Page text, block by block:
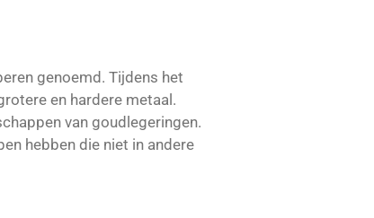
genoemd. Tijdens het
en hardere metaal.
van goudlegeringen.
hebben die niet in andere